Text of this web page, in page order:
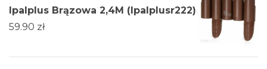
Ipalplus Brązowa 2,4M (Ipalplusr222)
59.90 zł